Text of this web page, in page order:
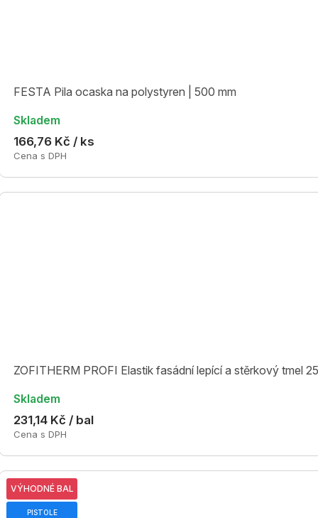
FESTA Pila ocaska na polystyren | 500 mm
Skladem
166,76 Kč / ks
Cena s DPH
ZOFITHERM PROFI Elastik fasádní lepící a stěrkový tmel
Skladem
231,14 Kč / bal
Cena s DPH
VÝHODNÉ BAL
PISTOLE